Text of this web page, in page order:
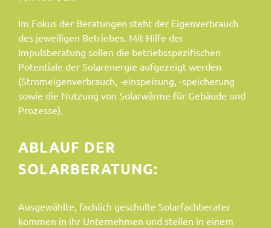
Im Fokus der Beratungen steht der Eigenverbrauch
des jeweiligen Betriebes. Mit Hilfe der
Impulsberatung sollen die betriebsspezifischen
Potentiale der Solarenergie aufgezeigt werden
(Stromeigenverbrauch, -einspeisung, -speicherung
sowie die Nutzung von Solarwärme für Gebäude und
Prozesse).
ABLAUF DER
SOLARBERATUNG:
Ausgewählte, fachlich geschulte Solarfachberater
kommen in ihr Unternehmen und stellen in einem